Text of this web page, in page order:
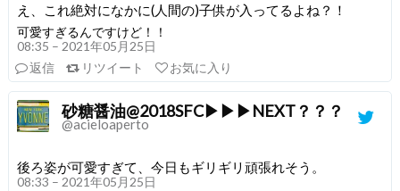
え、これ絶対になかに(人間の)子供が入ってるよね？！
可愛すぎるんですけど！！
08:35 – 2021年05月25日
返信
リツイート お気に入り
砂糖醤油@2018SFC▶︎▶︎▶︎NEXT？？？
@acieloaperto
後ろ姿が可愛すぎて、今日もギリギリ頑張れそう。
08:33 – 2021年05月25日